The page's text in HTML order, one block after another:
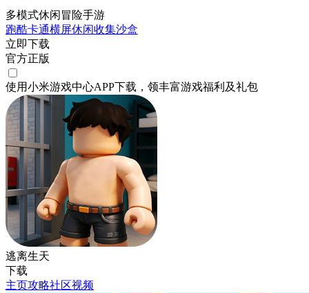
多模式休闲冒险手游
跑酷卡通横屏休闲收集沙盒
立即下载
官方正版
使用小米游戏中心APP下载 ，领丰富游戏福利 及礼包
逃离生天
下载
主页攻略社区视频